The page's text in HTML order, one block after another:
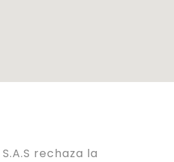
S.A.S rechaza la